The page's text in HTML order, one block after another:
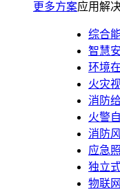
更多方案应用解
综合
智慧
环境
火灾
消防
火警
消防
应急
独立
物联